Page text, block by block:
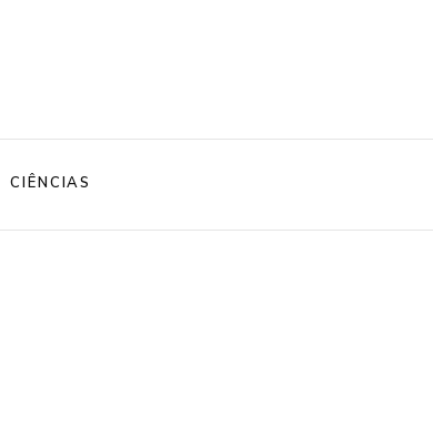
CIÊNCIAS